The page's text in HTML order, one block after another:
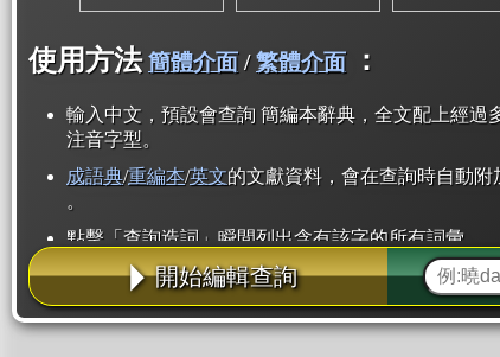
使用方法 簡體介面/繁體介面 ：
輸入中文，預設會查詢 簡編本辭典，全文配上經過
注音字型。
成語典/重編本/英文的文獻資料，會在查詢時自動附
。
點擊「查詢造詞」瞬間列出含有該字的所有詞彙。
點「部首」瞬間列出所有「同部首字」。也支援查
辭典解釋的全文都經過自動斷詞，點擊便可瞬間「
用手動重複輸入。
開始編輯查詢